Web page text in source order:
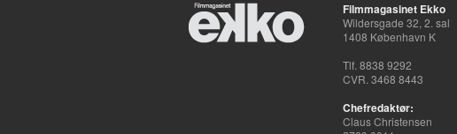
Filmmagasinet Ekko
Wildersgade 32, 2. sal
1408 København K
Tlf. 8838 9292
CVR. 3468 8443
Chefredaktør:
Claus Christensen